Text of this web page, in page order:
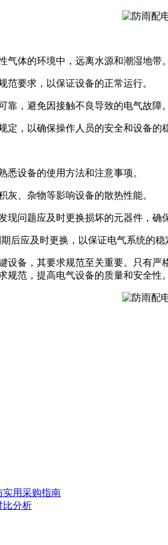
气体的环境中，远离水源和潮湿地带。
范要求，以保证设备的正常运行。
靠，避免因接触不良导致的电气故障。
，以确保操作人员的安全和设备的
悉设备的使用方法和注意事项。
灰、杂物等影响设备的散热性能。
问题应及时更换损坏的元器件，确
后应及时更换，以保证电气系统的稳
设备，其要求规范至关重要。只有
范，提高电气设备的质量和安全性。
实用采购指南
比分析